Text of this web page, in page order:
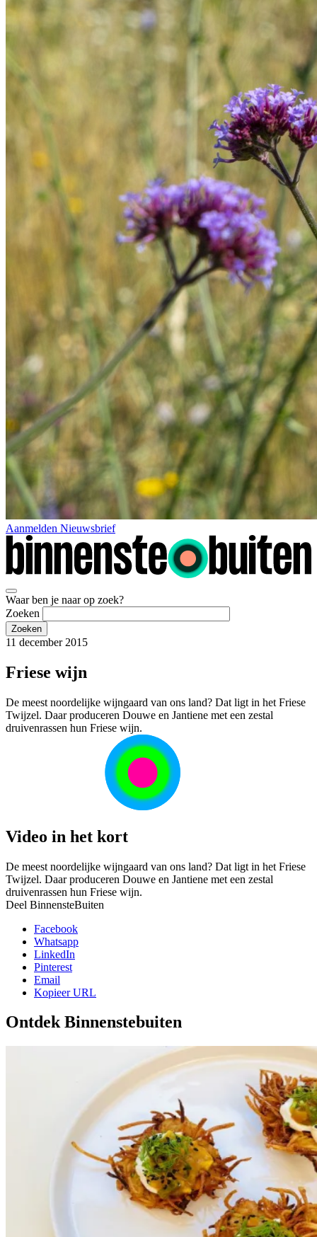
Aanmelden Nieuwsbrief
Waar ben je naar op zoek?
Zoeken
11 december 2015
Friese wijn
De meest noordelijke wijngaard van ons land? Dat ligt in het Friese
Twijzel. Daar produceren Douwe en Jantiene met een zestal
druivenrassen hun Friese wijn.
Video in het kort
De meest noordelijke wijngaard van ons land? Dat ligt in het Friese
Twijzel. Daar produceren Douwe en Jantiene met een zestal
druivenrassen hun Friese wijn.
Deel BinnensteBuiten
Facebook
Whatsapp
LinkedIn
Pinterest
Email
Kopieer URL
Ontdek Binnenstebuiten